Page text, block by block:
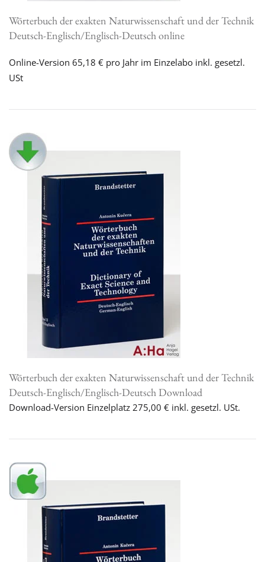
Wörterbuch der exakten Naturwissenschaft und der Technik
Deutsch-Englisch/Englisch-Deutsch online
Online-Version 65,18 € pro Jahr im Einzelabo inkl. gesetzl.
USt
Wörterbuch der exakten Naturwissenschaft und der Technik
Deutsch-Englisch/Englisch-Deutsch Download
Download-Version Einzelplatz 275,00 € inkl. gesetzl. USt.